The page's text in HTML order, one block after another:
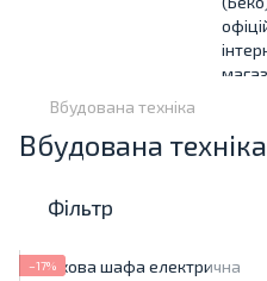
Вбудована техніка
Вбудована техніка
Фільтр
−17%